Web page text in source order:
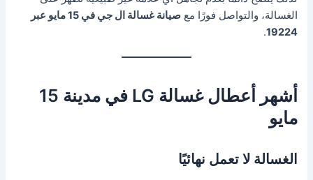
الغسالة، والتواصل فورًا مع
صيانة غسالة ال جي في 15 مايو عبر
19224
.
أشهر أعطال غسالة LG في مدينة 15
مايو
الغسالة لا تعمل نهائيًا